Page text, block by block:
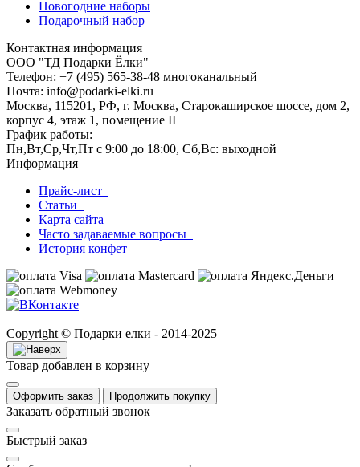
Новогодние наборы
Подарочный набор
Контактная информация
ООО "ТД Подарки Ёлки"
Телефон: +7 (495) 565-38-48 многоканальный
Почта: info@podarki-elki.ru
Москва, 115201, РФ, г. Москва, Старокаширское шоссе, дом 2,
корпус 4, этаж 1, помещение II
График работы:
Пн,Вт,Ср,Чт,Пт с 9:00 до 18:00, Сб,Вс: выходной
Информация
Прайс-лист
Статьи
Карта сайта
Часто задаваемые вопросы
История конфет
Copyright © Подарки елки - 2014-2025
Товар добавлен в корзину
Оформить заказ Продолжить покупку
Заказать обратный звонок
Быстрый заказ